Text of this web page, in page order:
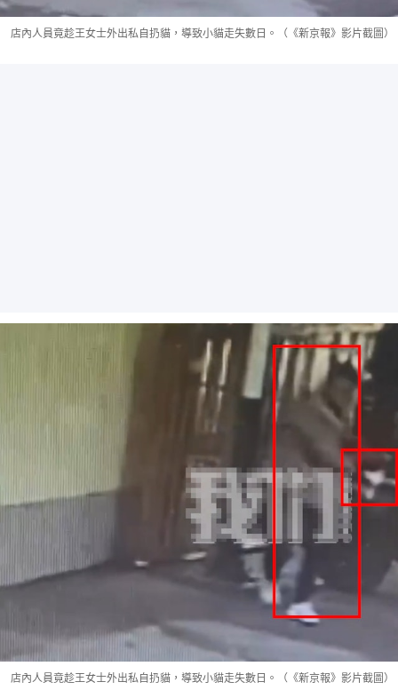
店內人員竟趁王女士外出私自扔貓，導致小貓走失數日。（《新京報》影片截圖）
店內人員竟趁王女士外出私自扔貓，導致小貓走失數日。（《新京報》影片截圖）